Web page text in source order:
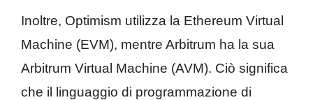
Inoltre, Optimism utilizza la Ethereum Virtual
Machine (EVM), mentre Arbitrum ha la sua
Arbitrum Virtual Machine (AVM). Ciò significa
che il linguaggio di programmazione di